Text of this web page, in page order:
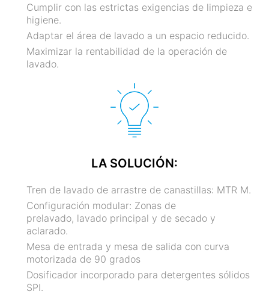
Cumplir con las estrictas exigencias de limpieza e
higiene.
Adaptar el área de lavado a un espacio reducido.
Maximizar la rentabilidad de la operación de
lavado.
LA SOLUCIÓN:
Tren de lavado de arrastre de canastillas: MTR M.
Configuración modular: Zonas de
prelavado, lavado principal y de secado y
aclarado.
Mesa de entrada y mesa de salida con curva
motorizada de 90 grados
Dosificador incorporado para detergentes sólidos
SPI.